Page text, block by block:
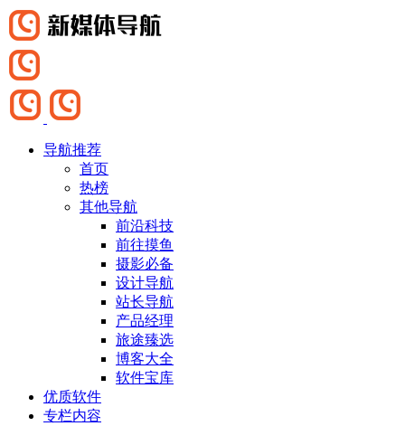
导航推荐
首页
热榜
其他导航
前沿科技
前往摸鱼
摄影必备
设计导航
站长导航
产品经理
旅途臻选
博客大全
软件宝库
优质软件
专栏内容